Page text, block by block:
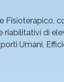
Fisioterapico,
di
Umani,